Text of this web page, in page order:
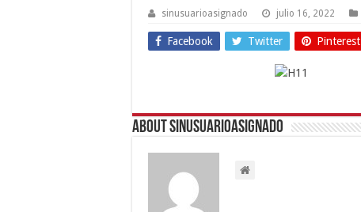
sinusuarioasignado julio 16, 2022
Facebook Twitter Pinterest
About sinusuarioasignado